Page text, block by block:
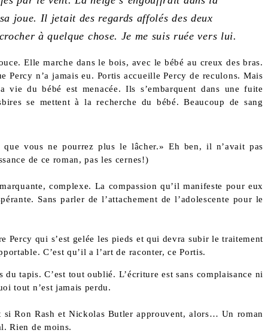
joue. Il jetait des regards affolés des deux
à quelque chose. Je me suis ruée vers lui.
Elle marche dans le bois, avec le bébé au creux des bras.
Percy n’a jamais eu. Portis accueille Percy de reculons. Mais
du bébé est menacée. Ils s’embarquent dans une fuite
se mettent à la recherche du bébé. Beaucoup de sang
vous ne pourrez plus le lâcher.» Eh ben, il n’avait pas
de ce roman, pas les cernes!)
complexe. La compassion qu’il manifeste pour eux
Sans parler de l’attachement de l’adolescente pour le
Percy qui s’est gelée les pieds et qui devra subir le traitement
C’est qu’il a l’art de raconter, ce Portis.
tapis. C’est tout oublié. L’écriture est sans complaisance ni
tout n’est jamais perdu.
Ron Rash et Nickolas Butler approuvent, alors… Un roman
Rien de moins.